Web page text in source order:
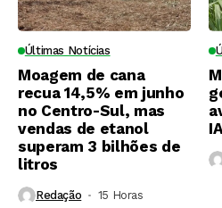
Últimas Notícias
Moagem de cana
recua 14,5% em junho
no Centro-Sul, mas
vendas de etanol
superam 3 bilhões de
litros
Redação 15 Horas ⁮